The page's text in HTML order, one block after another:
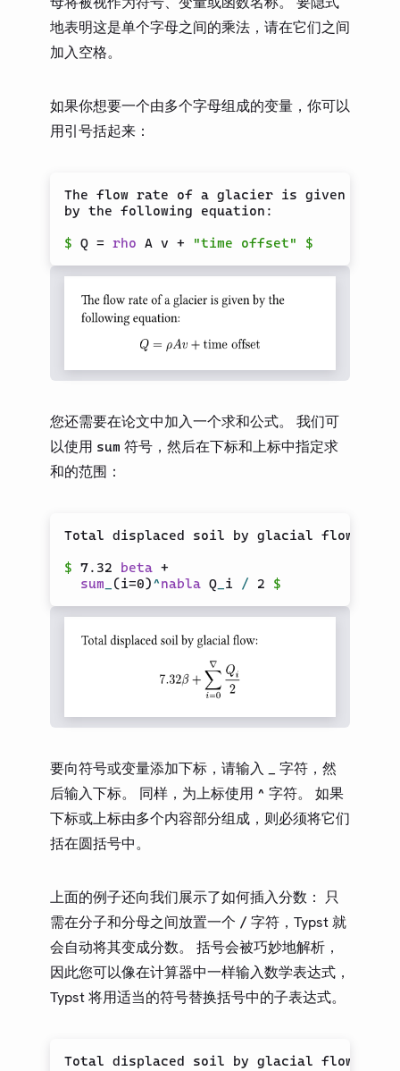
地表明这是单个字母之间的乘法，请在它们之间
加入空格。
如果你想要一个由多个字母组成的变量，你可以
用引号括起来：
The flow rate of a glacier is given
by the following equation:
$ Q = rho A v + "time offset" $
您还需要在论文中加入一个求和公式。 我们可
以使用 sum 符号，然后在下标和上标中指定求
和的范围：
Total displaced soil by glacial flow:
$ 7.32 beta +
sum
(i=0)^nabla Q i / 2 $
要向符号或变量添加下标，请输入
字符，然
后输入下标。 同样，为上标使用 ^ 字符。 如果
下标或上标由多个内容部分组成，则必须将它们
括在圆括号中。
上面的例子还向我们展示了如何插入分数： 只
需在分子和分母之间放置一个 / 字符，Typst 就
会自动将其变成分数。 括号会被巧妙地解析，
因此您可以像在计算器中一样输入数学表达式，
Typst 将用适当的符号替换括号中的子表达式。
Total displaced soil by glacial flow: